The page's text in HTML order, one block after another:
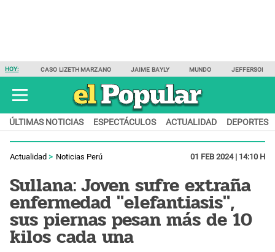
HOY: CASO LIZETH MARZANO JAIME BAYLY MUNDO JEFFERSON
ÚLTIMAS NOTICIAS ESPECTÁCULOS ACTUALIDAD DEPORTES
Actualidad Noticias Perú 01 FEB 2024 | 14:10 H
Sullana: Joven sufre extraña
enfermedad "elefantiasis",
sus piernas pesan más de 10
kilos cada una